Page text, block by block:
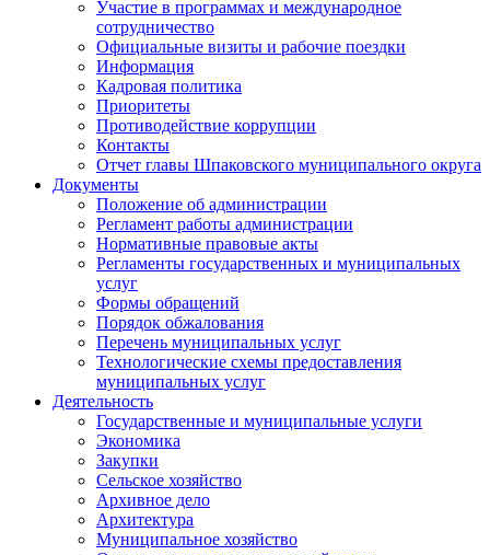
Участие в программах и международное
сотрудничество
Официальные визиты и рабочие поездки
Информация
Кадровая политика
Приоритеты
Противодействие коррупции
Контакты
Отчет главы Шпаковского муниципального округа
Документы
Положение об администрации
Регламент работы администрации
Нормативные правовые акты
Регламенты государственных и муниципальных
услуг
Формы обращений
Порядок обжалования
Перечень муниципальных услуг
Технологические схемы предоставления
муниципальных услуг
Деятельность
Государственные и муниципальные услуги
Экономика
Закупки
Сельское хозяйство
Архивное дело
Архитектура
Муниципальное хозяйство